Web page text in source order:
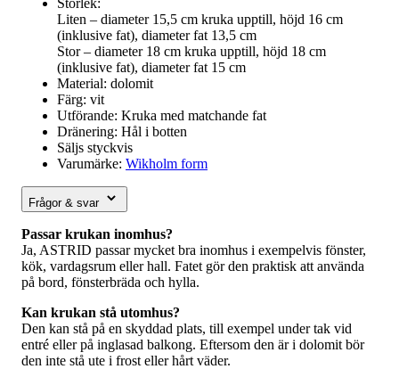
Storlek:
Liten – diameter 15,5 cm kruka upptill, höjd 16 cm
(inklusive fat), diameter fat 13,5 cm
Stor – diameter 18 cm kruka upptill, höjd 18 cm
(inklusive fat), diameter fat 15 cm
Material: dolomit
Färg: vit
Utförande: Kruka med matchande fat
Dränering: Hål i botten
Säljs styckvis
Varumärke: Wikholm form
Frågor & svar
Passar krukan inomhus?
Ja, ASTRID passar mycket bra inomhus i exempelvis fönster,
kök, vardagsrum eller hall. Fatet gör den praktisk att använda
på bord, fönsterbräda och hylla.
Kan krukan stå utomhus?
Den kan stå på en skyddad plats, till exempel under tak vid
entré eller på inglasad balkong. Eftersom den är i dolomit bör
den inte stå ute i frost eller hårt väder.